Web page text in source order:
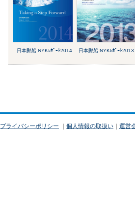
日本郵船 NYKﾚﾎﾟｰﾄ2014 日本郵船 NYKﾚﾎﾟｰﾄ2013
プライバシーポリシー ｜ 個人情報の取扱い ｜ 運営